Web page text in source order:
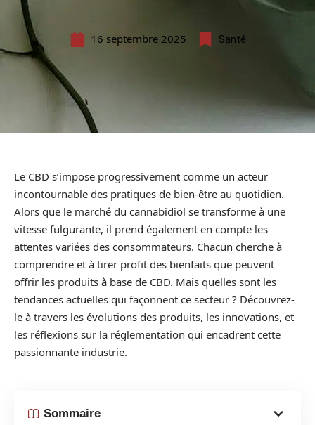
16 septembre 2025 Santé
Le CBD s’impose progressivement comme un acteur
incontournable des pratiques de bien-être au quotidien.
Alors que le marché du cannabidiol se transforme à une
vitesse fulgurante, il prend également en compte les
attentes variées des consommateurs. Chacun cherche à
comprendre et à tirer profit des bienfaits que peuvent
offrir les produits à base de CBD. Mais quelles sont les
tendances actuelles qui façonnent ce secteur ? Découvrez-
le à travers les évolutions des produits, les innovations, et
les réflexions sur la réglementation qui encadrent cette
passionnante industrie.
Sommaire